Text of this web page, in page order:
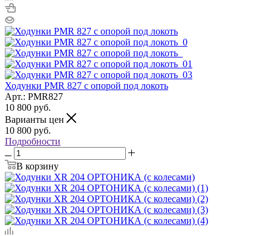
Ходунки PMR 827 с опорой под локоть
Арт.: PMR827
10 800 руб.
Варианты цен
10 800 руб.
Подробности
В корзину